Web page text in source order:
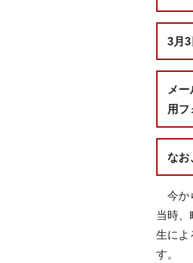
3月3
メ
用フ
なお
今か
当時、
生によ
す。